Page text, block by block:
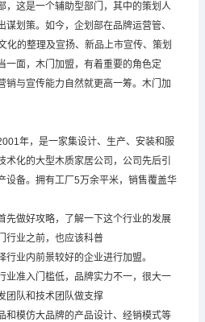
，这是一个辅助型部门，其中的策划人
划策。如今，企划部在品牌运营管、
化的整理及宣扬、新品上市宣传、策划
一面，木门加盟，有着重要的角色定
销与宣传能力自然就更高一筹。木门加
年，是一家集设计、生产、安装和服
化的大型木质家居公司，公司先后引
设备。拥有工厂5万余平米，销售覆盖华
先做好攻略，了解一下这个行业的发展
行业之前，也应该科普
业内前景较好的企业进行加盟。
业准入门槛低，品牌实力不一，很大一
团队和技术团队做支撑
和模仿大品牌的产品设计、经销模式等